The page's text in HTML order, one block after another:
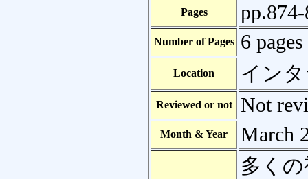
Pages
Number of Pages 6 pages
Location イン
Reviewed or not Not
Month & Year March
多く